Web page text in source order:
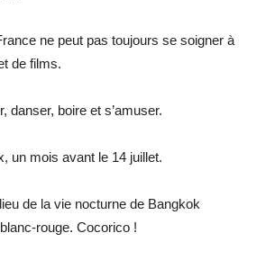
ne peut pas toujours se soigner à
de films.
danser, boire et s’amuser.
un mois avant le 14 juillet.
de la vie nocturne de Bangkok
rouge. Cocorico !